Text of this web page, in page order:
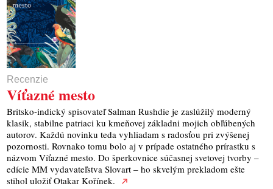
Recenzie
Víťazné mesto
Britsko-indický spisovateľ Salman Rushdie je zaslúžilý moderný
klasik, stabilne patriaci ku kmeňovej základni mojich obľúbených
autorov. Každú novinku teda vyhliadam s radosťou pri zvýšenej
pozornosti. Rovnako tomu bolo aj v prípade ostatného prírastku s
názvom Víťazné mesto. Do šperkovnice súčasnej svetovej tvorby –
edície MM vydavateľstva Slovart – ho skvelým prekladom ešte
stihol uložiť Otakar Kořínek.